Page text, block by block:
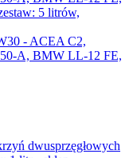
- ACEA C2,
A, BMW LL-12 FE,